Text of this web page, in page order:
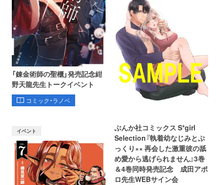
「錬金術師の聖櫃」発売記念紺
野天龍先生トークイベント
コミック・ラノベ
ぶんか社コミックス S*girl
Selection『執着幼なじみとぷ
っくり×× 再会した激重彼の舐
め愛から逃げられません』3巻
＆4巻同時発売記念 成田アポ
ロ先生WEBサイン会
イベント